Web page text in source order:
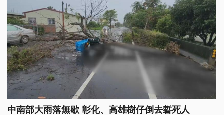
中南部大雨落無歇 彰化、高雄樹仔倒去硩死人